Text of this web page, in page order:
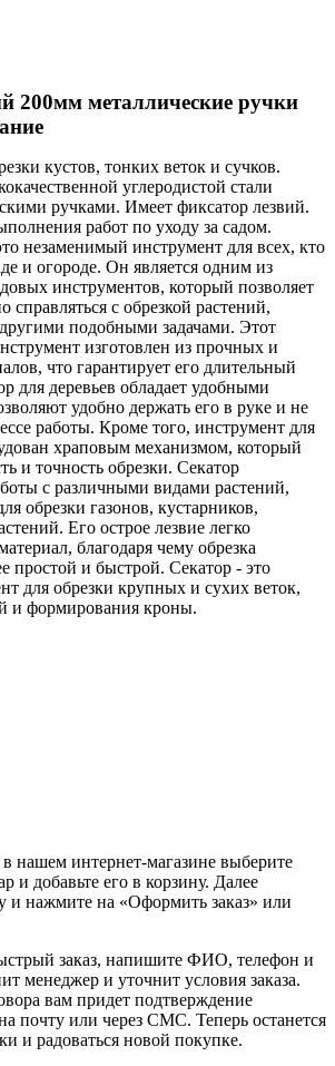
200мм металлические ручки
кустов, тонких веток и сучков.
углеродистой стали
ручками. Имеет фиксатор лезвий.
работ по уходу за садом.
незаменимый инструмент для всех, кто
и огороде. Он является одним из
инструментов, который позволяет
справляться с обрезкой растений,
подобными задачами. Этот
изготовлен из прочных и
что гарантирует его длительный
для деревьев обладает удобными
удобно держать его в руке и не
работы. Кроме того, инструмент для
храповым механизмом, который
и точность обрезки. Секатор
с различными видами растений,
обрезки газонов, кустарников,
Его острое лезвие легко
благодаря чему обрезка
простой и быстрой. Секатор - это
для обрезки крупных и сухих веток,
и формирования кроны.
нашем интернет-магазине выберите
и добавьте его в корзину. Далее
и нажмите на «Оформить заказ» или
заказ, напишите ФИО, телефон и
менеджер и уточнит условия заказа.
вам придет подтверждение
почту или через СМС. Теперь останется
и радоваться новой покупке.